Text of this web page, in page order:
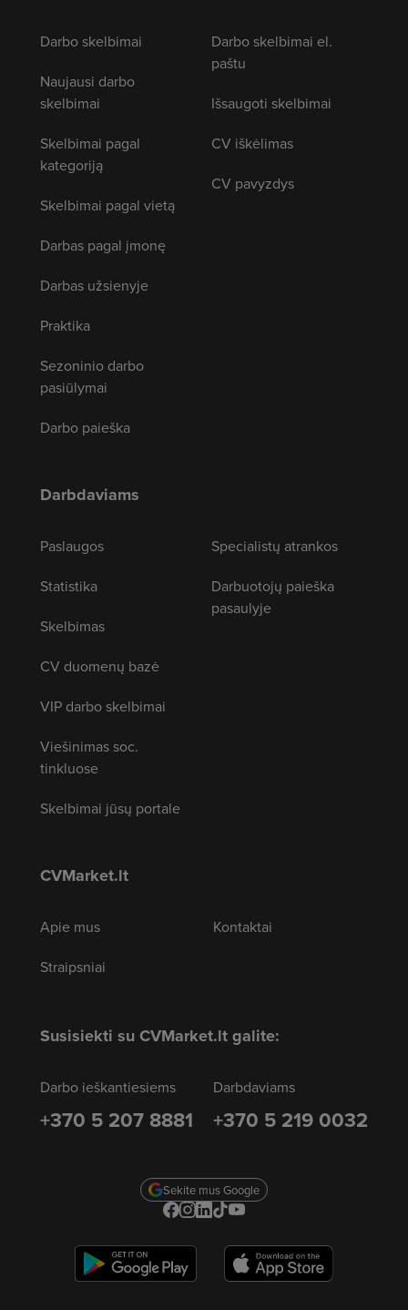
Darbo skelbimai
Naujausi darbo
skelbimai
Skelbimai pagal
kategoriją
Skelbimai pagal vietą
Darbas pagal įmonę
Darbas užsienyje
Praktika
Sezoninio darbo
pasiūlymai
Darbo paieška
Darbo skelbimai el.
paštu
Išsaugoti skelbimai
CV iškėlimas
CV pavyzdys
Darbdaviams
Paslaugos
Statistika
Skelbimas
CV duomenų bazė
VIP darbo skelbimai
Viešinimas soc.
tinkluose
Skelbimai jūsų portale
Specialistų atrankos
Darbuotojų paieška
pasaulyje
CVMarket.lt
Apie mus
Straipsniai
Kontaktai
Susisiekti su CVMarket.lt galite:
Darbo ieškantiesiems
+370 5 207 8881
Darbdaviams
+370 5 219 0032
Sekite mus Google